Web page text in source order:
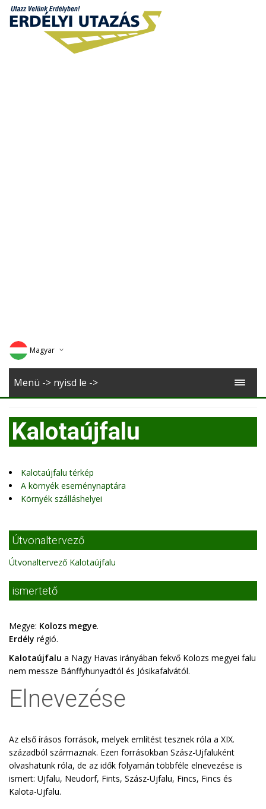
Magyar
Deutsch
Romana
Menü -> nyisd le ->
Kalotaújfalu
Kalotaújfalu térkép
A környék eseménynaptára
Környék szálláshelyei
Útvonaltervező
Útvonaltervező Kalotaújfalu
ismertető
Megye: Kolozs megye.
Erdély régió.
Kalotaújfalu a Nagy Havas irányában fekvő Kolozs megyei falu
nem messze Bánffyhunyadtól és Jósikafalvától.
Elnevezése
Az első írásos források, melyek említést tesznek róla a XIX.
századból származnak. Ezen forrásokban Szász-Ujfaluként
olvashatunk róla, de az idők folyamán többféle elnevezése is
ismert: Ujfalu, Neudorf, Fints, Szász-Ujfalu, Fincs, Fincs és
Kalota-Ujfalu.